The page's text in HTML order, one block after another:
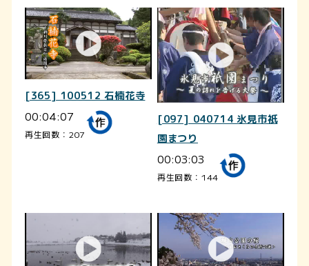
[365] 100512 石楠花寺
00:04:07
再生回数：207
[097] 040714 氷見市祇
園まつり
00:03:03
再生回数：144